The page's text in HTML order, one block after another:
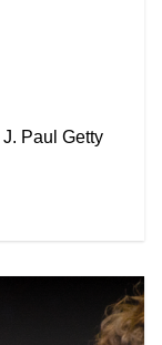
Paul Getty